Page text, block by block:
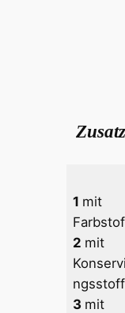
1 mit
2 mit
ngsstoff
3 mit